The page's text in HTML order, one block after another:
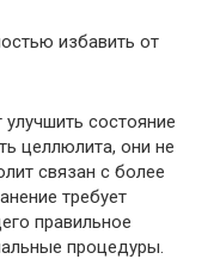
избавить от
состояние
целлюлита, они не
связан с более
требует
правильное
процедуры.